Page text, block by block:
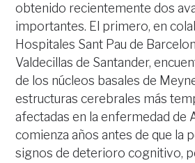
obtenido recientemente dos
importantes. El primero, en
Hospitales Sant Pau de
Valdecillas de Santander,
de los núcleos basales de
estructuras cerebrales más
afectadas en la enfermedad de
comienza años antes de que la
signos de deterioro cognitivo,